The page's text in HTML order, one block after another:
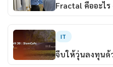
Fractal คืออะไ
IT
จีบให้วุ่นลงทุนด้